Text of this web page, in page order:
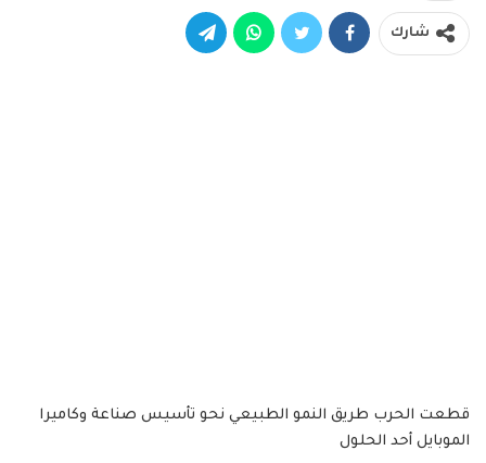
شارك
قطعت الحرب طريق النمو الطبيعي نحو تأسيس صناعة وكاميرا
الموبايل أحد الحلول